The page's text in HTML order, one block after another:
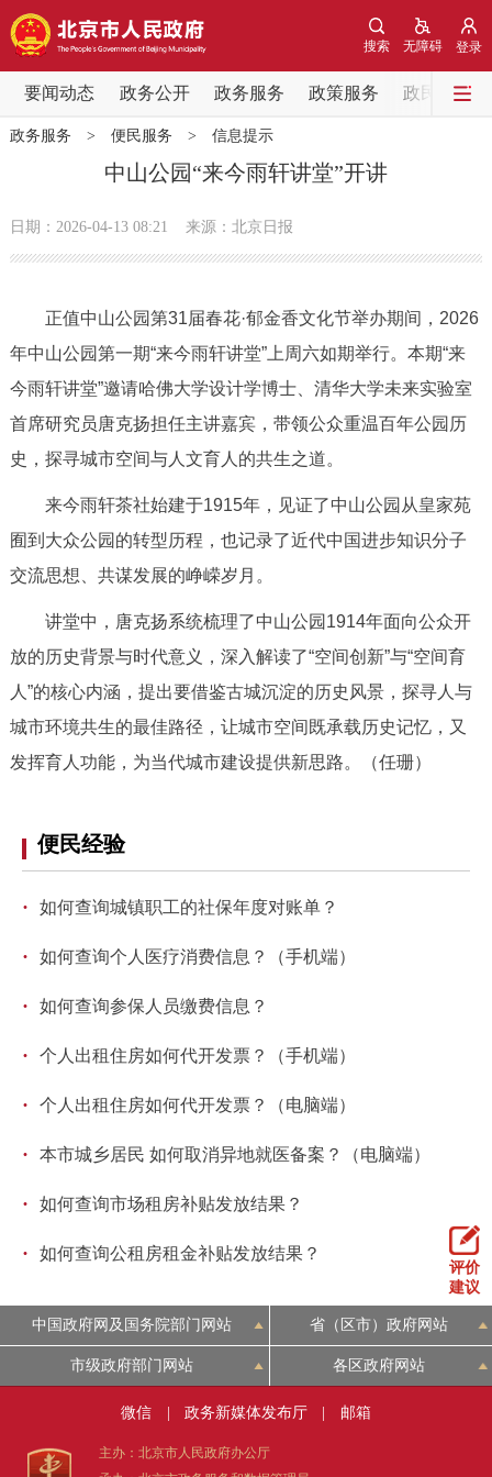
登录
无障碍
搜索
要闻动态 政务公开 政务服务 政策服务 政民互动
要闻动态
党中央精神 国务院信息
政务公开
市领导 机构职能 政策服务
政策兑现 政策解读
政务服务
个人服务 法人服务 部门服务
便民服务 利企服务 投资项目
中介服务 阳光政务
12345网上接诉即办 我要咨询 我要建议
走进北京
北京概况 十六区概览
绿色北京 图说北京
РУССКИЙ ЯЗЫК
ESPAÑOL PORTUGUÊS
ITALIANO
政务服务 > 便民服务 > 信息提示
中山公园“来今雨轩讲堂”开讲
日期：2026-04-13 08:21 来源：北京日报
正值中山公园第31届春花·郁金香文化节举办期间，2026
年中山公园第一期“来今雨轩讲堂”上周六如期举行。本期“来
今雨轩讲堂”邀请哈佛大学设计学博士、清华大学未来实验室
首席研究员唐克扬担任主讲嘉宾，带领公众重温百年公园历
史，探寻城市空间与人文育人的共生之道。
来今雨轩茶社始建于1915年，见证了中山公园从皇家苑
囿到大众公园的转型历程，也记录了近代中国进步知识分子
交流思想、共谋发展的峥嵘岁月。
讲堂中，唐克扬系统梳理了中山公园1914年面向公众开
放的历史背景与时代意义，深入解读了“空间创新”与“空间育
人”的核心内涵，提出要借鉴古城沉淀的历史风景，探寻人与
城市环境共生的最佳路径，让城市空间既承载历史记忆，又
发挥育人功能，为当代城市建设提供新思路。（任珊）
便民经验
· 如何查询城镇职工的社保年度对账单？
· 如何查询个人医疗消费信息？（手机端）
· 如何查询参保人员缴费信息？
· 个人出租住房如何代开发票？（手机端）
· 个人出租住房如何代开发票？（电脑端）
· 本市城乡居民 如何取消异地就医备案？（电脑端）
· 如何查询市场租房补贴发放结果？
· 如何查询公租房租金补贴发放结果？
评价
建议
中国政府网及国务院部门网站 省（区市）政府网站
市级政府部门网站 各区政府网站
微信 政务新媒体发布厅 邮箱
主办：北京市人民政府办公厅